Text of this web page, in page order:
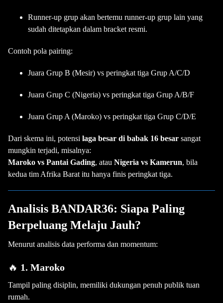
Runner-up grup akan bertemu runner-up grup lain yang
sudah ditetapkan dalam bracket resmi.
Contoh pola pairing:
Juara Grup B (Mesir) vs peringkat tiga Grup A/C/D
Juara Grup C (Nigeria) vs peringkat tiga Grup A/B/F
Juara Grup A (Maroko) vs peringkat tiga Grup C/D/E
Dari skema ini, potensi laga besar di babak 16 besar sangat
mungkin terjadi, misalnya:
Maroko vs Pantai Gading, atau Nigeria vs Kamerun, bila
kedua tim Afrika Barat itu hanya finis peringkat tiga.
Analisis BANDAR36: Siapa Paling
Berpeluang Melaju Jauh?
Menurut analisis data performa dan momentum:
🔥 1. Maroko
Tampil paling disiplin, memiliki dukungan penuh publik tuan
rumah.